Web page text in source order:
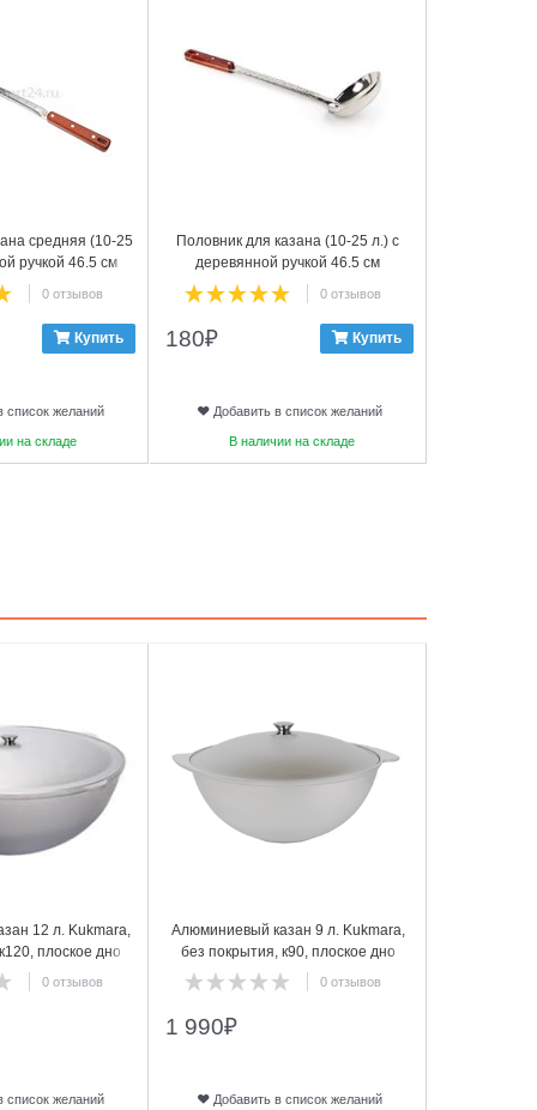
средняя (10-25
ручкой 46.5 см
0 отзывов
Купить
список желаний
на складе
Половник для казана (10-25 л.) с
деревянной ручкой 46.5 см
0 отзывов
180₽ Купить
Добавить в список желаний
В наличии на складе
12 л. Kukmara,
плоское дно
0 отзывов
список желаний
Алюминиевый казан 9 л. Kukmara,
без покрытия, к90, плоское дно
0 отзывов
1 990₽
Добавить в список желаний